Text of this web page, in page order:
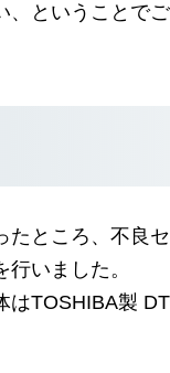
、ということで
たところ、不良
行いました。
はTOSHIBA製